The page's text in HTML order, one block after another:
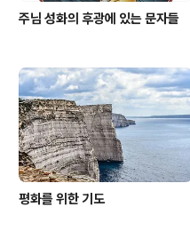
주님 성화의 후광에 있는 문자들
평화를 위한 기도